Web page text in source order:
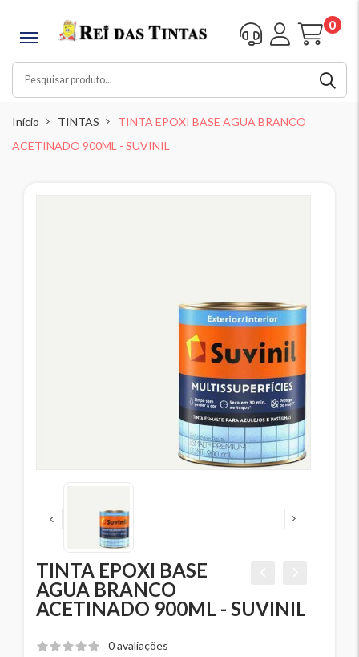
0
Início TINTAS
TINTA EPOXI BASE AGUA BRANCO
ACETINADO 900ML - SUVINIL
TINTA EPOXI BASE
AGUA BRANCO
ACETINADO 900ML - SUVINIL
0 avaliações